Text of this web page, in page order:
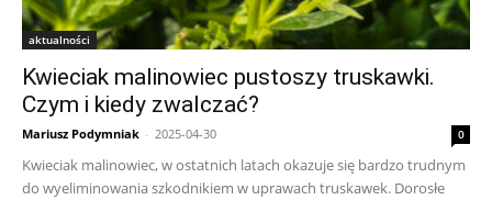
aktualności
Kwieciak malinowiec pustoszy truskawki.
Czym i kiedy zwalczać?
Mariusz Podymniak - 2025-04-30 0
Kwieciak malinowiec, w ostatnich latach okazuje się bardzo trudnym
do wyeliminowania szkodnikiem w uprawach truskawek. Dorosłe